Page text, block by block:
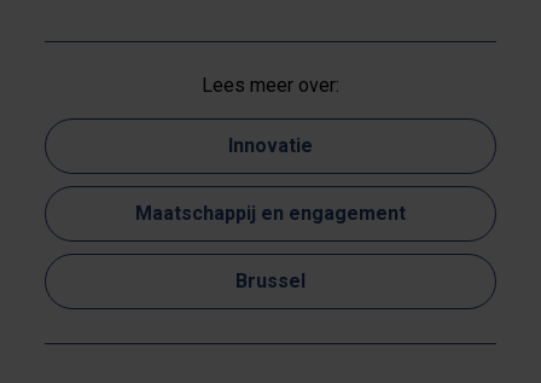
Lees meer over:
Innovatie
Maatschappij en engagement
Brussel